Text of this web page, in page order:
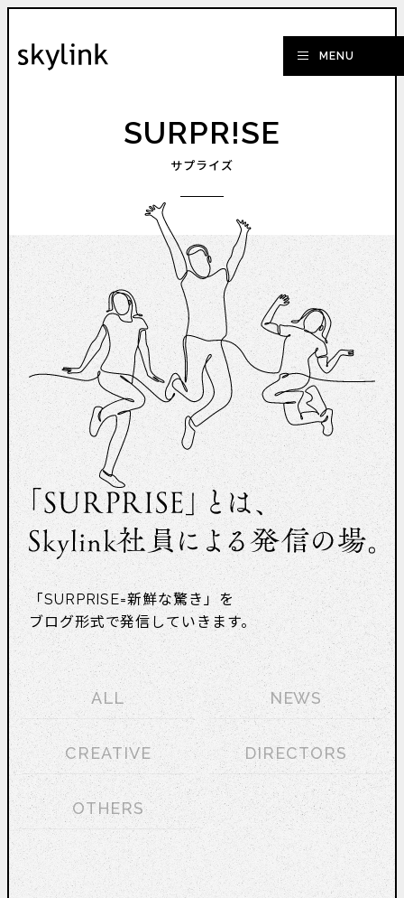
SURPR!SE
サプライズ
「SURPRISE=新鮮な驚き」を
ブログ形式で発信していきます。
ALL NEWS
CREATIVE DIRECTORS
OTHERS